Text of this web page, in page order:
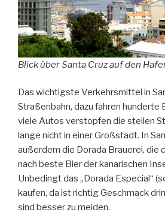
Blick über Santa Cruz auf den
Das wichtigste Verkehrsmittel in
Straßenbahn, dazu fahren hunderte
viele Autos verstopfen die steilen
lange nicht in einer Großstadt. In
außerdem die Dorada Brauerei, die
nach beste Bier der kanarischen
Unbedingt das „Dorada Especial“
kaufen, da ist richtig Geschmack
sind besser zu meiden.